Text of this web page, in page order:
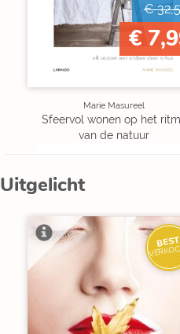
€
€
Marie Masureel
Sfeervol wonen op het
van de natuur
Uitgelicht
BEST